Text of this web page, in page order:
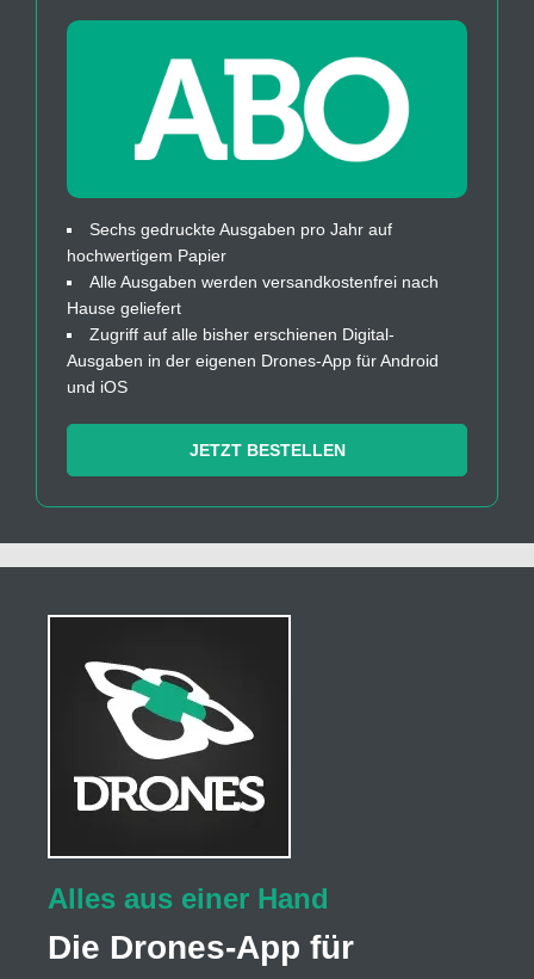
Sechs gedruckte Ausgaben pro Jahr auf
hochwertigem Papier
Alle Ausgaben werden versandkostenfrei nach
Hause geliefert
Zugriff auf alle bisher erschienen Digital-
Ausgaben in der eigenen Drones-App für Android
und iOS
JETZT BESTELLEN
Alles aus einer Hand
Die Drones-App für